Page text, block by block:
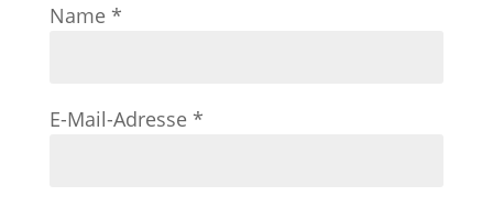
Name *
E-Mail-Adresse *